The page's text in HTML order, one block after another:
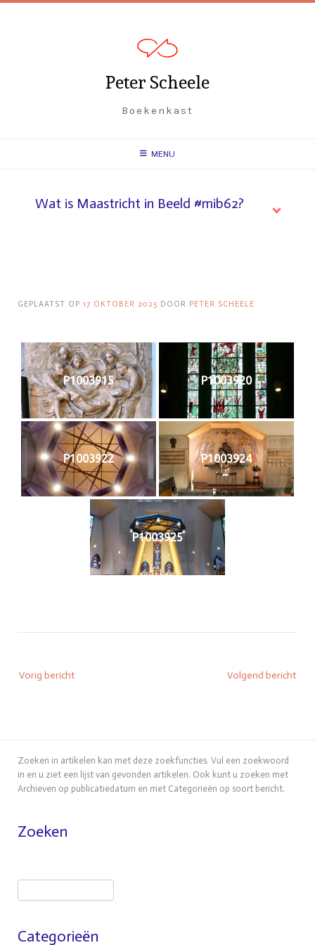
Spring
Peter Scheele
Boekenkast
MENU
Wat is Maastricht in Beeld #mib62?
GEPLAATST OP 17 OKTOBER 2025 DOOR PETER SCHEELE
P1003915 P1003920
P1003922 P1003924
P1003925
navigatie
Vorig bericht Volgend bericht
Zoeken in artikelen kan met deze zoekfuncties. Vul een zoekwoord
in en u ziet een lijst van gevonden artikelen. Ook kunt u zoeken met
Archieven op publicatiedatum en met Categorieën op soort bericht.
Zoeken
Categorieën